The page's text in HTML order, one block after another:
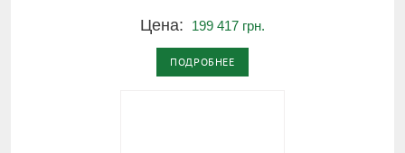
Цена: 199 417 грн.
ПОДРОБНЕЕ